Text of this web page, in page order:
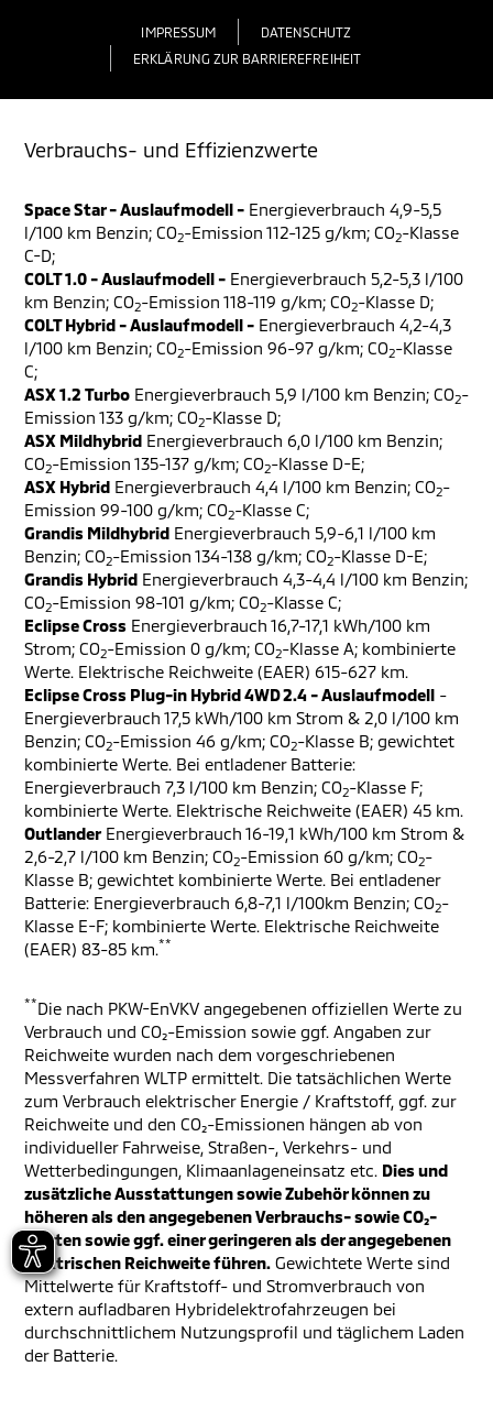
IMPRESSUM
DATENSCHUTZ
ERKLÄRUNG ZUR BARRIEREFREIHEIT
Verbrauchs- und Effizienzwerte
Space Star - Auslaufmodell - Energieverbrauch 4,9-5,5
l/100 km Benzin; CO2-Emission 112-125 g/km; CO2-Klasse
C-D;
COLT 1.0 - Auslaufmodell - Energieverbrauch 5,2-5,3 l/100
km Benzin; CO2-Emission 118-119 g/km; CO2-Klasse D;
COLT Hybrid - Auslaufmodell - Energieverbrauch 4,2-4,3
l/100 km Benzin; CO2-Emission 96-97 g/km; CO2-Klasse
C;
ASX 1.2 Turbo Energieverbrauch 5,9 l/100 km Benzin; CO2-
Emission 133 g/km; CO2-Klasse D;
ASX Mildhybrid Energieverbrauch 6,0 l/100 km Benzin;
CO2-Emission 135-137 g/km; CO2-Klasse D-E;
ASX Hybrid Energieverbrauch 4,4 l/100 km Benzin; CO2-
Emission 99-100 g/km; CO2-Klasse C;
Grandis Mildhybrid Energieverbrauch 5,9-6,1 l/100 km
Benzin; CO2-Emission 134-138 g/km; CO2-Klasse D-E;
Grandis Hybrid Energieverbrauch 4,3-4,4 l/100 km Benzin;
CO2-Emission 98-101 g/km; CO2-Klasse C;
Eclipse Cross Energieverbrauch 16,7-17,1 kWh/100 km
Strom; CO2-Emission 0 g/km; CO2-Klasse A; kombinierte
Werte. Elektrische Reichweite (EAER) 615-627 km.
Eclipse Cross Plug-in Hybrid 4WD 2.4 - Auslaufmodell -
Energieverbrauch 17,5 kWh/100 km Strom & 2,0 l/100 km
Benzin; CO2-Emission 46 g/km; CO2-Klasse B; gewichtet
kombinierte Werte. Bei entladener Batterie:
Energieverbrauch 7,3 l/100 km Benzin; CO2-Klasse F;
kombinierte Werte. Elektrische Reichweite (EAER) 45 km.
Outlander Energieverbrauch 16-19,1 kWh/100 km Strom &
2,6-2,7 l/100 km Benzin; CO2-Emission 60 g/km; CO2-
Klasse B; gewichtet kombinierte Werte. Bei entladener
Batterie: Energieverbrauch 6,8-7,1 l/100km Benzin; CO2-
Klasse E-F; kombinierte Werte. Elektrische Reichweite
(EAER) 83-85 km.**
**Die nach PKW-EnVKV angegebenen offiziellen Werte zu
Verbrauch und CO₂-Emission sowie ggf. Angaben zur
Reichweite wurden nach dem vorgeschriebenen
Messverfahren WLTP ermittelt. Die tatsächlichen Werte
zum Verbrauch elektrischer Energie / Kraftstoff, ggf. zur
Reichweite und den CO₂-Emissionen hängen ab von
individueller Fahrweise, Straßen-, Verkehrs- und
Wetterbedingungen, Klimaanlageneinsatz etc. Dies und
zusätzliche Ausstattungen sowie Zubehör können zu
höheren als den angegebenen Verbrauchs- sowie CO₂-
Werten sowie ggf. einer geringeren als der angegebenen
elektrischen Reichweite führen. Gewichtete Werte sind
Mittelwerte für Kraftstoff- und Stromverbrauch von
extern aufladbaren Hybridelektrofahrzeugen bei
durchschnittlichem Nutzungsprofil und täglichem Laden
der Batterie.